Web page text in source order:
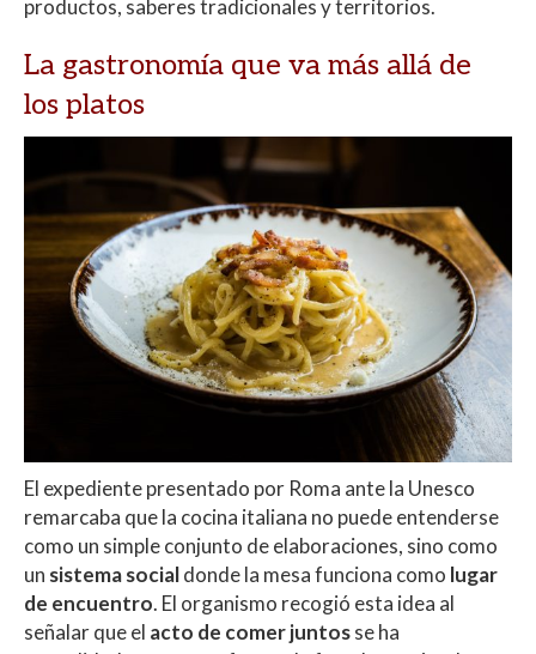
productos, saberes tradicionales y territorios.
La gastronomía que va más allá de
los platos
El expediente presentado por Roma ante la Unesco
remarcaba que la cocina italiana no puede entenderse
como un simple conjunto de elaboraciones, sino como
un sistema socialdonde la mesa funciona como lugar
de encuentro. El organismo recogió esta idea al
señalar que el acto de comer juntosse ha